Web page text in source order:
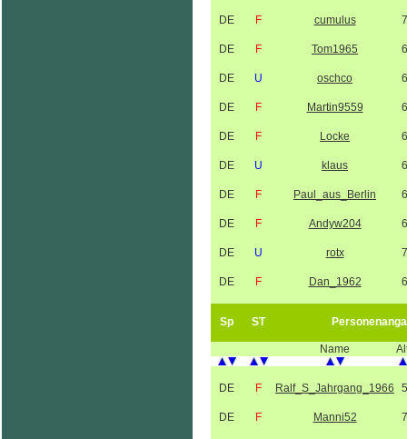
DE F cumulus
DE F Tom1965
DE U oschco
DE F Martin9559
DE F Locke
DE U klaus
DE F Paul_aus_Berlin
DE F Andyw204
DE U rotx
DE F Dan_1962
Sp ST
Name
DE F Ralf_S_Jahrgang_1966
DE F Manni52